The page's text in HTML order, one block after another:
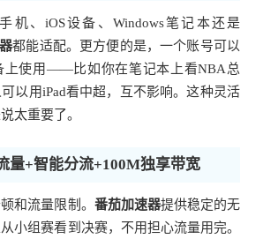
机、iOS设备、Windows笔记本还是
都能适配。更方便的是，一个账号可以
上使用——比如你在笔记本上看NBA总
以用iPad看中超，互不影响。这种灵活
太重要了。
量+智能分流+100M独享带宽
和流量限制。 番茄加速器提供稳定的无
小组赛看到决赛，不用担心流量用完。